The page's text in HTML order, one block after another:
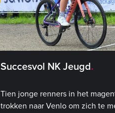
Succesvol NK Jeugd
Tien jonge renners in het
trokken naar Venlo om zich te